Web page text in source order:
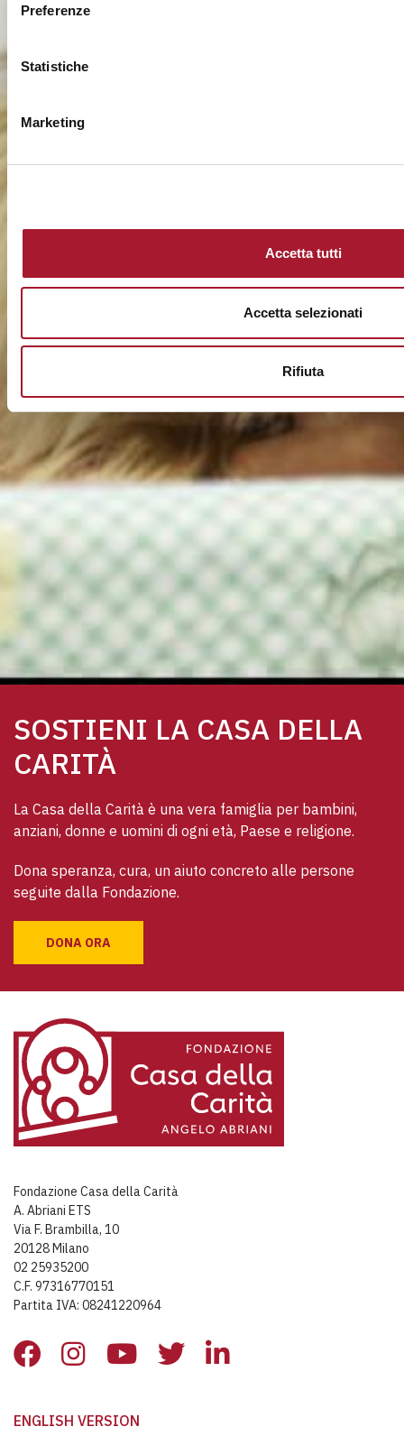
Preferenze
Statistiche
Marketing
Accetta tutti
Accetta selezionati
Rifiuta
SOSTIENI LA CASA DELLA
CARITÀ
La Casa della Carità è una vera famiglia per bambini,
anziani, donne e uomini di ogni età, Paese e religione.
Dona speranza, cura, un aiuto concreto alle persone
seguite dalla Fondazione.
DONA ORA
Fondazione Casa della Carità
A. Abriani ETS
Via F. Brambilla, 10
20128 Milano
02 25935200
C.F. 97316770151
Partita IVA: 08241220964
ENGLISH VERSION